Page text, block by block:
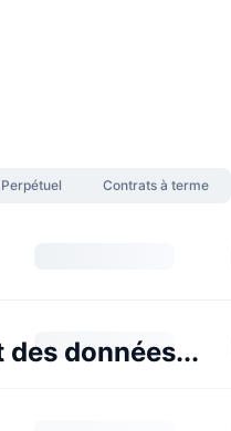
Perpétuel Contrats à terme
des données...